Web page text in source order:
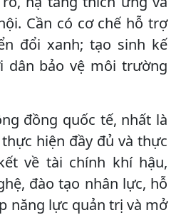
Cần có cơ chế hỗ trợ
đổi xanh; tạo sinh kế
dân bảo vệ môi trường
đồng quốc tế, nhất là
hiện đầy đủ và thực
về tài chính khí hậu,
đào tạo nhân lực, hỗ
năng lực quản trị và mở